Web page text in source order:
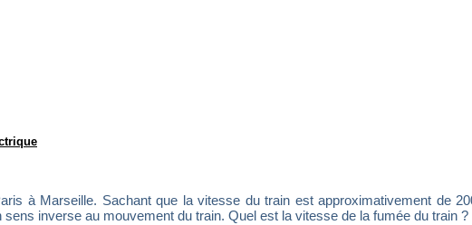
à Marseille. Sachant que la vitesse du train est approximativement de
inverse au mouvement du train. Quel est la vitesse de la fumée du train ?